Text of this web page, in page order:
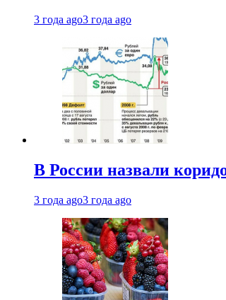
3 года ago3 года ago
В России назвали
3 года ago3 года ago